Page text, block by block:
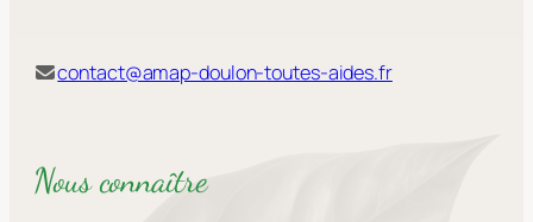
contact@amap-doulon-toutes-aides.fr
Nous connaître